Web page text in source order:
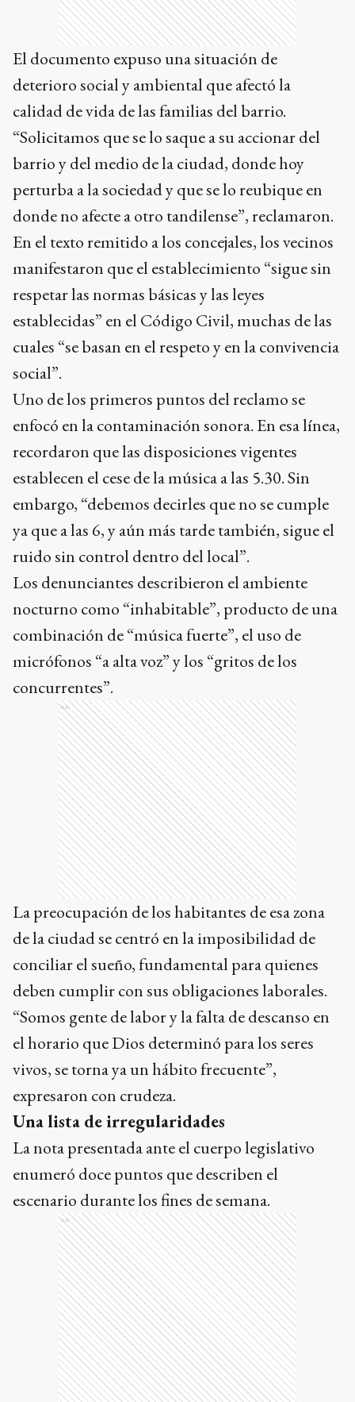
El documento expuso una situación de
deterioro social y ambiental que afectó la
calidad de vida de las familias del barrio.
“Solicitamos que se lo saque a su accionar del
barrio y del medio de la ciudad, donde hoy
perturba a la sociedad y que se lo reubique en
donde no afecte a otro tandilense”, reclamaron.
En el texto remitido a los concejales, los vecinos
manifestaron que el establecimiento “sigue sin
respetar las normas básicas y las leyes
establecidas” en el Código Civil, muchas de las
cuales “se basan en el respeto y en la convivencia
social”.
Uno de los primeros puntos del reclamo se
enfocó en la contaminación sonora. En esa línea,
recordaron que las disposiciones vigentes
establecen el cese de la música a las 5.30. Sin
embargo, “debemos decirles que no se cumple
ya que a las 6, y aún más tarde también, sigue el
ruido sin control dentro del local”.
Los denunciantes describieron el ambiente
nocturno como “inhabitable”, producto de una
combinación de “música fuerte”, el uso de
micrófonos “a alta voz” y los “gritos de los
concurrentes”.
Ads
La preocupación de los habitantes de esa zona
de la ciudad se centró en la imposibilidad de
conciliar el sueño, fundamental para quienes
deben cumplir con sus obligaciones laborales.
“Somos gente de labor y la falta de descanso en
el horario que Dios determinó para los seres
vivos, se torna ya un hábito frecuente”,
expresaron con crudeza.
Una lista de irregularidades
La nota presentada ante el cuerpo legislativo
enumeró doce puntos que describen el
escenario durante los fines de semana.
Ads